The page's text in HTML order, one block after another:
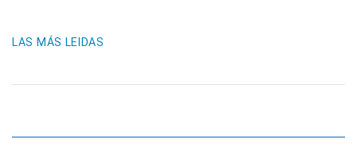
LAS MÁS LEIDAS